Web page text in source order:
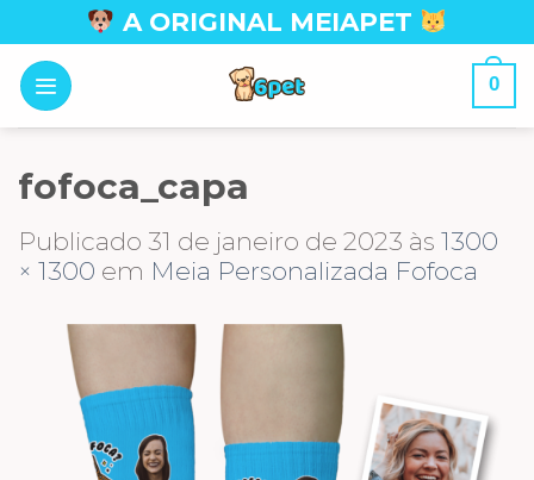
to
content
A ORIGINAL MEIAPET
0
fofoca_capa
Publicado 31 de janeiro de 2023 às 1300
× 1300 em Meia Personalizada Fofoca